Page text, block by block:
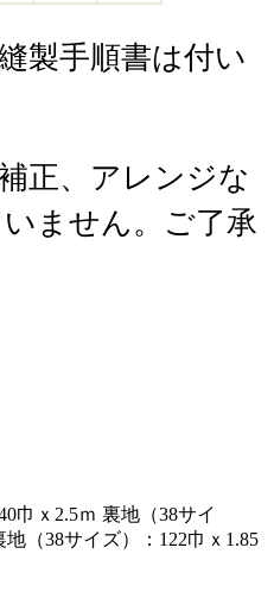
製手順書は付い
正、アレンジな
ません。ご了承
巾ｘ2.5ｍ 裏地（38サイ
地（38サイズ）：122巾ｘ1.85